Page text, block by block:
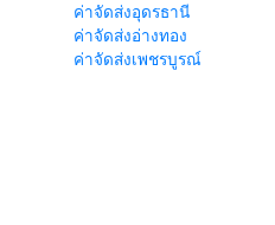
ค่าจัดส่งอุดรธานี
ค่าจัดส่งอ่างทอง
ค่าจัดส่งเพชรบูรณ์